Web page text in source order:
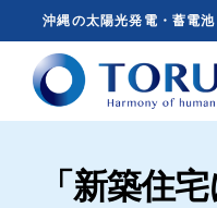
content
沖縄の太陽光発電・蓄電
「新築住